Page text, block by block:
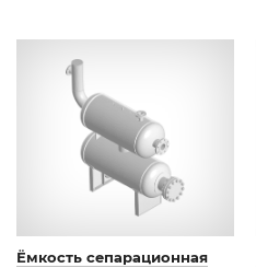
Ёмкость сепарационная